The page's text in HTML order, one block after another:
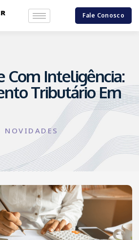
Fale Conosco
Com Inteligência:
Tributário Em
NOVIDADES